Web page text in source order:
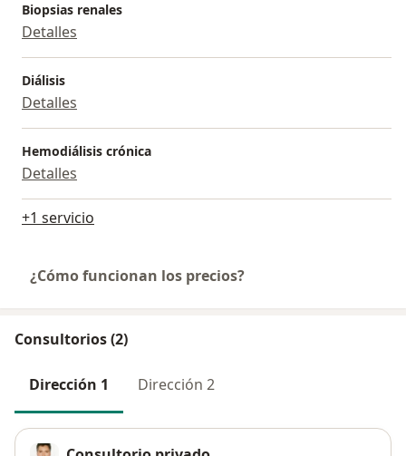
Biopsias renales
Detalles
Diálisis
Detalles
Hemodiálisis crónica
Detalles
+1 servicio
¿Cómo funcionan los precios?
Consultorios (2)
Dirección 1 Dirección 2